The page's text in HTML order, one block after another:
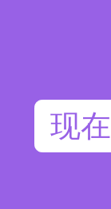
现